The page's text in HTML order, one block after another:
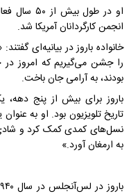
انجمن کارگردانان آمریکا شد.
خانواده باروز در بیانیه‌ای
را جشن می‌گیریم که امروز
بودند، به آرامی جان باخت.
باروز برای بیش از پنج دهه،
تاریخ تلویزیون بود. او به
نسل‌های کمدی کمک کرد و شادی
به ارمغان آورد.»